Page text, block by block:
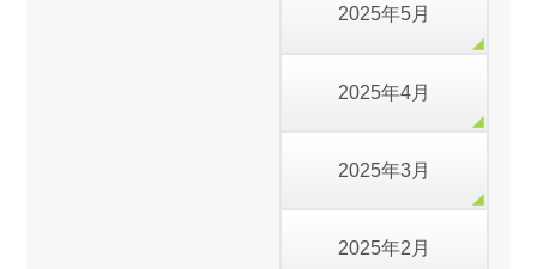
2025年5月
2025年4月
2025年3月
2025年2月